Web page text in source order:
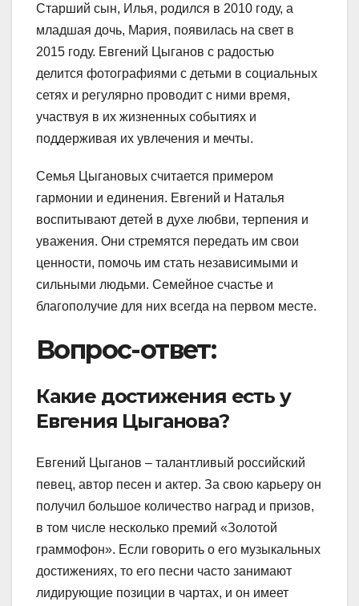
Старший сын, Илья, родился в 2010 году, а
младшая дочь, Мария, появилась на свет в
2015 году. Евгений Цыганов с радостью
делится фотографиями с детьми в социальных
сетях и регулярно проводит с ними время,
участвуя в их жизненных событиях и
поддерживая их увлечения и мечты.
Семья Цыгановых считается примером
гармонии и единения. Евгений и Наталья
воспитывают детей в духе любви, терпения и
уважения. Они стремятся передать им свои
ценности, помочь им стать независимыми и
сильными людьми. Семейное счастье и
благополучие для них всегда на первом месте.
Вопрос-ответ:
Какие достижения есть у
Евгения Цыганова?
Евгений Цыганов – талантливый российский
певец, автор песен и актер. За свою карьеру он
получил большое количество наград и призов,
в том числе несколько премий «Золотой
граммофон». Если говорить о его музыкальных
достижениях, то его песни часто занимают
лидирующие позиции в чартах, и он имеет